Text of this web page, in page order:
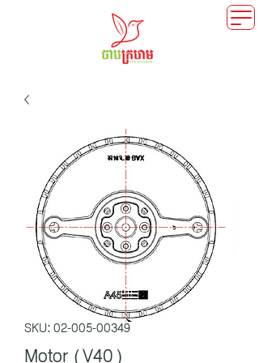
SKU: 02-005-00349
Motor (V40)